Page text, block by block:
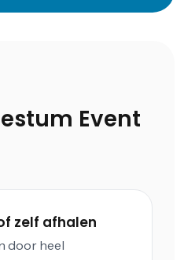
Event
zelf afhalen
door heel